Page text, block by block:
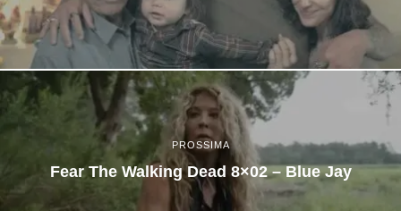
PROSSIMA
Fear The Walking Dead 8×02 – Blue Jay